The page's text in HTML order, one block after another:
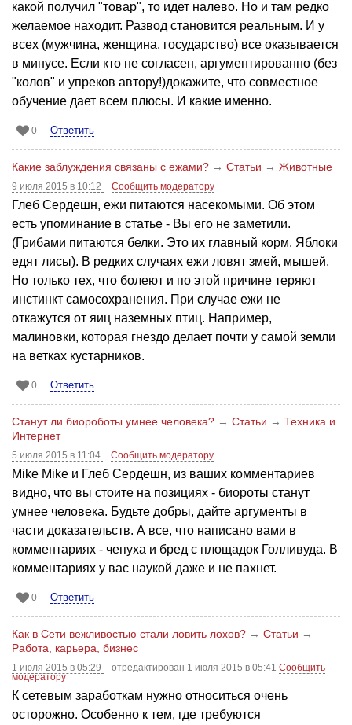
какой получил "товар", то идет налево. Но и там редко
желаемое находит. Развод становится реальным. И у
всех (мужчина, женщина, государство) все оказывается
в минусе. Если кто не согласен, аргументированно (без
"колов" и упреков автору!)докажите, что совместное
обучение дает всем плюсы. И какие именно.
0 Ответить
Какие заблуждения связаны с ежами? → Статьи → Животные
9 июля 2015 в 10:12 Сообщить модератору
Глеб Сердешн, ежи питаются насекомыми. Об этом
есть упоминание в статье - Вы его не заметили.
(Грибами питаются белки. Это их главный корм. Яблоки
едят лисы). В редких случаях ежи ловят змей, мышей.
Но только тех, что болеют и по этой причине теряют
инстинкт самосохранения. При случае ежи не
откажутся от яиц наземных птиц. Например,
малиновки, которая гнездо делает почти у самой земли
на ветках кустарников.
0 Ответить
Станут ли биороботы умнее человека? → Статьи → Техника и
Интернет
5 июля 2015 в 11:04 Сообщить модератору
Mike Mike и Глеб Сердешн, из ваших комментариев
видно, что вы стоите на позициях - биороты станут
умнее человека. Будьте добры, дайте аргументы в
части доказательств. А все, что написано вами в
комментариях - чепуха и бред с площадок Голливуда. В
комментариях у вас наукой даже и не пахнет.
0 Ответить
Как в Сети вежливостью стали ловить лохов? → Статьи →
Работа, карьера, бизнес
1 июля 2015 в 05:29 отредактирован 1 июля 2015 в 05:41 Сообщить
модератору
К сетевым заработкам нужно относиться очень
осторожно. Особенно к тем, где требуются